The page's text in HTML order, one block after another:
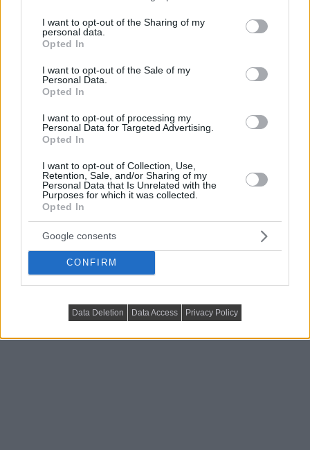
not limited to your visit or usage behaviour. You may click to
grant or deny consent to Google and its third-party tags to
use your data for below specified purposes in below Google
consent section.
I want to opt-out of the Sharing of my
personal data.
Opted In
I want to opt-out of the Sale of my
Personal Data.
Opted In
I want to opt-out of processing my
Personal Data for Targeted Advertising.
Opted In
I want to opt-out of Collection, Use,
Retention, Sale, and/or Sharing of my
Personal Data that Is Unrelated with the
Purposes for which it was collected.
Opted In
Google consents
CONFIRM
Data Deletion Data Access Privacy Policy
március 25, 2016